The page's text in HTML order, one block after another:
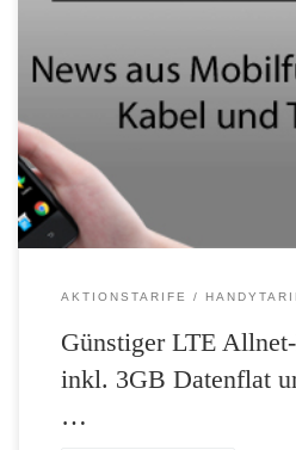
doppeltem Datenvolumen (3 GB
Noch bis zum 7. Dezember bietet
LTE 1500 mit doppeltem Surfspaß an.
spendiert helloMobil zu Nikolaus allen,
satte […]
AKTIONSTARIFE
Günstiger LTE
inkl. 3GB Datenflat
…